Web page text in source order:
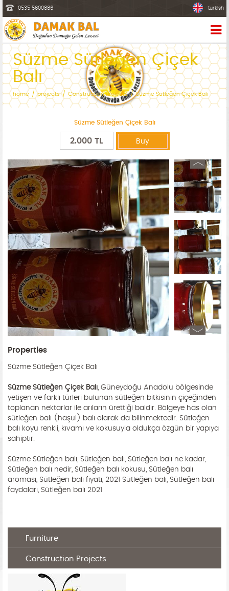
0535 5600886 turkish
Süzme Sütleğen Çiçek
Balı
home projects Construction Projects Süzme Sütleğen Çiçek Balı
Süzme Sütleğen Çiçek Balı
2.000 TL Buy
Properties
Süzme Sütleğen Çiçek Balı
Süzme Sütleğen Çiçek Balı, Güneydoğu Anadolu bölgesinde
yetişen ve farklı türleri bulunan sütleğen bitkisinin çiçeğinden
toplanan nektarlar ile arıların ürettiği baldır. Bölgeye has olan
sütleğen balı (haşul) balı olarak da bilinmektedir. Sütleğen
balı koyu renkli, kıvamı ve kokusuyla oldukça özgün bir yapıya
sahiptir.
Süzme Sütleğen balı, Sütleğen balı, Sütleğen balı ne kadar,
Sütleğen balı nedir, Sütleğen balı kokusu, Sütleğen balı
aroması, Sütleğen balı fiyatı, 2021 Sütleğen balı, Sütleğen balı
faydaları, Sütleğen balı 2021
Furniture
Construction Projects